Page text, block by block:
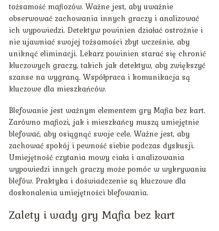
tożsamość mafiozów. Ważne jest, aby uważnie
obserwować zachowania innych graczy i analizować
ich wypowiedzi. Detektyw powinien działać ostrożnie i
nie ujawniać swojej tożsamości zbyt wcześnie, aby
uniknąć eliminacji. Lekarz powinien starać się chronić
kluczowych graczy, takich jak detektyw, aby zwiększyć
szanse na wygraną. Współpraca i komunikacja są
kluczowe dla mieszkańców.
Blefowanie jest ważnym elementem gry Mafia bez kart.
Zarówno mafiozi, jak i mieszkańcy muszą umiejętnie
blefować, aby osiągnąć swoje cele. Ważne jest, aby
zachować spokój i pewność siebie podczas dyskusji.
Umiejętność czytania mowy ciała i analizowania
wypowiedzi innych graczy może pomóc w wykrywaniu
blefów. Praktyka i doświadczenie są kluczowe dla
doskonalenia umiejętności blefowania.
Zalety i wady gry Mafia bez kart